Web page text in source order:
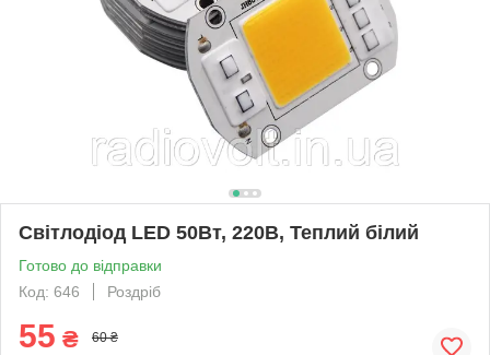
Світлодіод LED 50Вт, 220В, Теплий білий
Готово до відправки
Код: 646
Роздріб
55 ₴ 60 ₴